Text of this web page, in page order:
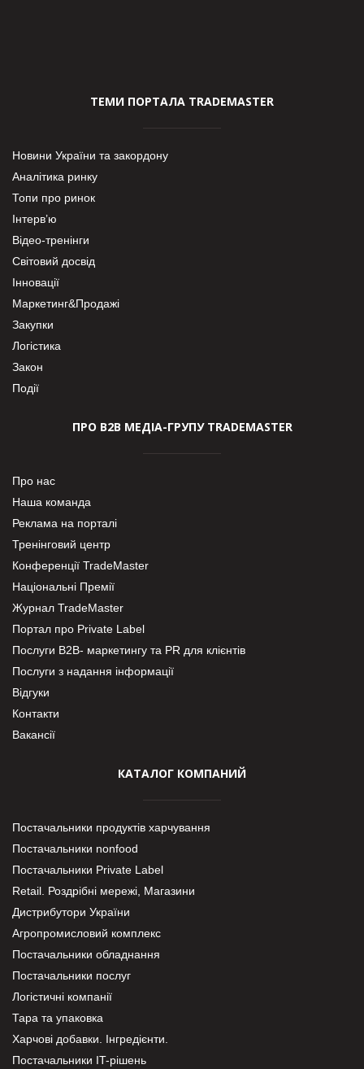
ТЕМИ ПОРТАЛА TRADEMASTER
Новини України та закордону
Аналітика ринку
Топи про ринок
Інтерв’ю
Відео-тренінги
Світовий досвід
Інновації
Маркетинг&Продажі
Закупки
Логістика
Закон
Події
ПРО В2В МЕДІА-ГРУПУ TRADEMASTER
Про нас
Наша команда
Реклама на порталі
Тренінговий центр
Конференції TradeMaster
Національні Премії
Журнал TradeMaster
Портал про Private Label
Послуги В2В- маркетингу та PR для клієнтів
Послуги з надання інформації
Відгуки
Контакти
Вакансії
КАТАЛОГ КОМПАНИЙ
Постачальники продуктів харчування
Постачальники nonfood
Постачальники Private Label
Retail. Роздрібні мережі, Магазини
Дистрибутори України
Агропромисловий комплекс
Постачальники обладнання
Постачальники послуг
Логістичні компанії
Тара та упаковка
Харчові добавки. Інгредієнти.
Постачальники IT-рішень